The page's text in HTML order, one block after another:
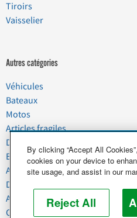
Tiroirs
Vaisselier
Autres catégories
Véhicules
Bateaux
Motos
Articles fragiles
Déménagement
Biens domestiques
Animaux de compagnie
Déchets
Agroalimentaire
Commercial et Industriel
By clicking “Accept All
cookies on your device to
site usage, and assist in our
Reject All